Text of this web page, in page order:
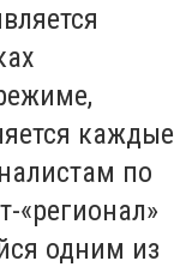
каждые
по
«регионал»
одним из